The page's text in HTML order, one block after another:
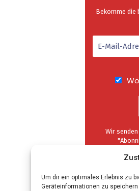
Um dir ein optimales Erlebnis zu
Geräteinformationen zu
Bekomme die
Wir